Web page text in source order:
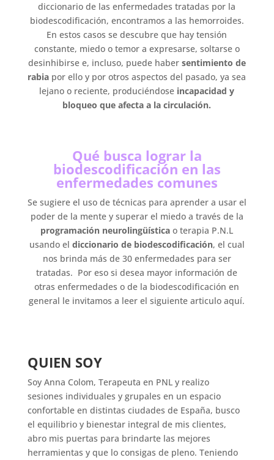
diccionario de las enfermedades tratadas por la
biodescodificación, encontramos a las hemorroides.
En estos casos se descubre que hay tensión
constante, miedo o temor a expresarse, soltarse o
desinhibirse e, incluso, puede haber sentimiento de
rabia por ello y por otros aspectos del pasado, ya sea
lejano o reciente, produciéndose incapacidad y
bloqueo que afecta a la circulación.
Qué busca lograr la
biodescodificación en las
enfermedades comunes
Se sugiere el uso de técnicas para aprender a usar el
poder de la mente y superar el miedo a través de la
programación neurolingüística o terapia P.N.L
usando el diccionario de biodescodificación, el cual
nos brinda más de 30 enfermedades para ser
tratadas. Por eso si desea mayor información de
otras enfermedades o de la biodescodificación en
general le invitamos a leer el siguiente articulo aquí.
QUIEN SOY
Soy Anna Colom, Terapeuta en PNL y realizo
sesiones individuales y grupales en un espacio
confortable en distintas ciudades de España, busco
el equilibrio y bienestar integral de mis clientes,
abro mis puertas para brindarte las mejores
herramientas y que lo consigas de pleno. Teniendo